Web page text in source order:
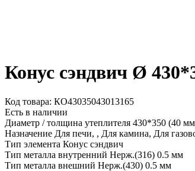
Конус сэндвич Ø
Код товара: КО43035043013165
Есть в наличии
Диаметр / толщина утеплителя 430*350 (40
Назначение Для печи, , Для камина, Для
Тип элемента Конус сэндвич
Тип металла внутренний Нерж.(316) 0.5 мм
Тип металла внешний Нерж.(430) 0.5 мм